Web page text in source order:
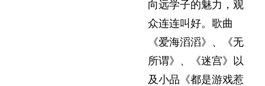
向远学子的魅力，观
众连连叫好。歌曲
《爱海滔滔》、《无
所谓》、《迷宫》以
及小品《都是游戏惹